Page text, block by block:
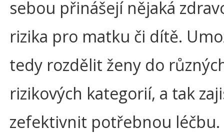
sebou přinášejí nějaká
rizika pro matku či dítě.
tedy rozdělit ženy do
rizikových kategorií, a tak
zefektivnit potřebnou léčbu.